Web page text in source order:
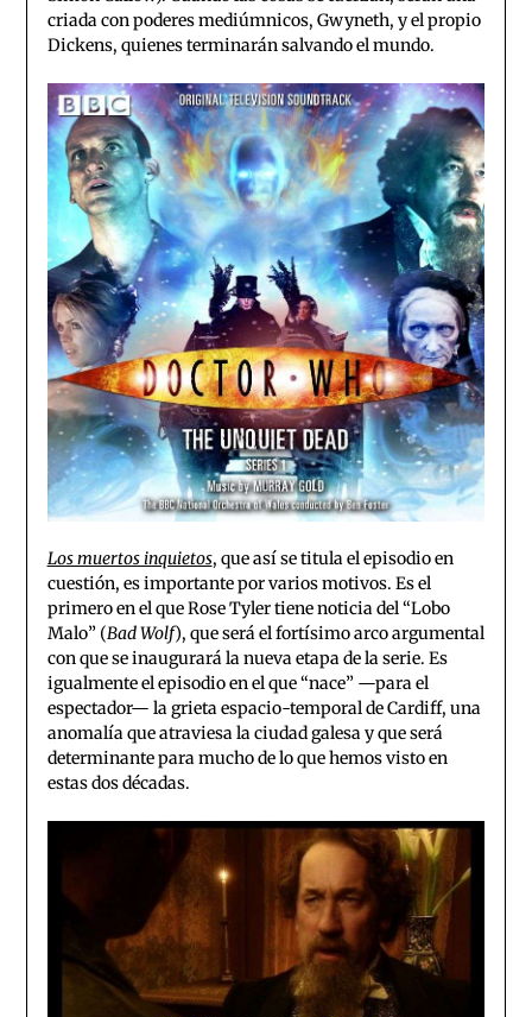
criada con poderes mediúmnicos, Gwyneth, y el propio
Dickens, quienes terminarán salvando el mundo.
Los muertos inquietos, que así se titula el episodio en
cuestión, es importante por varios motivos. Es el
primero en el que Rose Tyler tiene noticia del “Lobo
Malo” (Bad Wolf), que será el fortísimo arco argumental
con que se inaugurará la nueva etapa de la serie. Es
igualmente el episodio en el que “nace” —para el
espectador— la grieta espacio-temporal de Cardiff, una
anomalía que atraviesa la ciudad galesa y que será
determinante para mucho de lo que hemos visto en
estas dos décadas.